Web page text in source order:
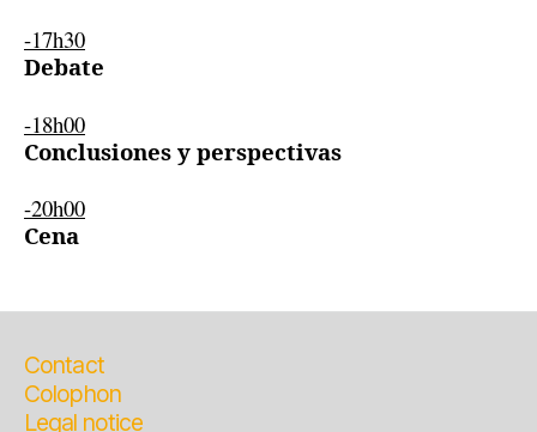
-17h30
Debate
-18h00
Conclusiones y perspectivas
-20h00
Cena
Contact
Colophon
Legal notice